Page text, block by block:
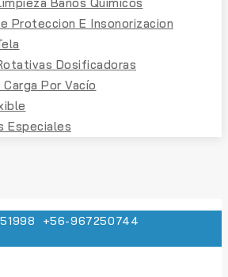
Baños Químicos
Proteccion E Insonorizacion
Dosificadoras
Por Vacío
Especiales
+56-967250744